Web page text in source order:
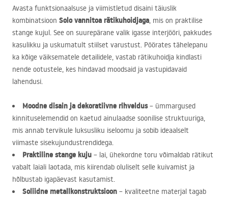
Avasta funktsionaalsuse ja viimistletud disaini täiuslik
kombinatsioon Solo vannitoa rätikuhoidjaga, mis on praktilise
stange kujul. See on suurepärane valik igasse interjööri, pakkudes
kasulikku ja uskumatult stiilset varustust. Pöörates tähelepanu
ka kõige väiksematele detailidele, vastab rätikuhoidja kindlasti
nende ootustele, kes hindavad moodsaid ja vastupidavaid
lahendusi.
Moodne disain ja dekoratiivne rihveldus– ümmargused
kinnituselemendid on kaetud ainulaadse soonilise struktuuriga,
mis annab tervikule luksusliku iseloomu ja sobib ideaalselt
viimaste sisekujundustrendidega.
Praktiline stange kuju – lai, ühekordne toru võimaldab rätikut
vabalt laiali laotada, mis kiirendab oluliselt selle kuivamist ja
hõlbustab igapäevast kasutamist.
Soliidne metallkonstruktsioon – kvaliteetne materjal tagab